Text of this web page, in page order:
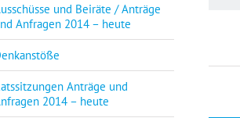
und Beiräte / Anträge
Anfragen 2014 – heute
Anträge und
2014 – heute